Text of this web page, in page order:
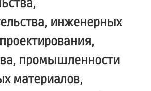
инженерных
промышленности
материалов,